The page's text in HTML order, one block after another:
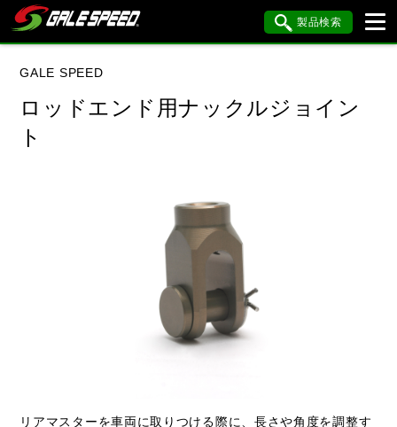
製品検索
閉じる
GALE SPEED
ロッドエンド用ナックルジョイン
ト
リアマスターを車両に取りつける際に、長さや角度を調整す